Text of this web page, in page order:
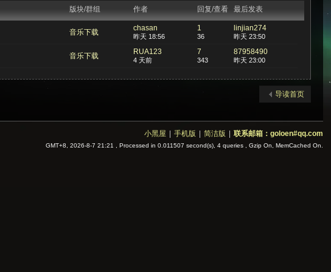
版块/群组 作者 回复/查看 最后发表
音乐下载 chasan
昨天 18:56
1
36
linjian274
昨天 23:50
音乐下载 RUA123
4 天前
7
343
87958490
昨天 23:00
导读首页
小黑屋 手机版 简洁版 联系邮箱：goloen#qq.com
GMT+8, 2026-8-7 21:21 , Processed in 0.011507 second(s), 4 queries , Gzip On, MemCached On.